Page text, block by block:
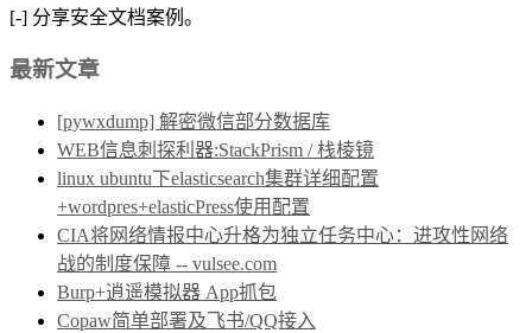
[-] 分享安全文档案例。
最新文章
[pywxdump] 解密微信部分数据库
WEB信息刺探利器:StackPrism / 栈棱镜
linux ubuntu下elasticsearch集群详细配置
+wordpres+elasticPress使用配置
CIA将网络情报中心升格为独立任务中心：进攻性网络
战的制度保障 -- vulsee.com
Burp+逍遥模拟器 App抓包
Copaw简单部署及飞书/QQ接入